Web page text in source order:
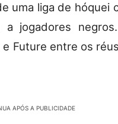
uma liga de hóquei
jogadores
Future entre os
APÓS A PUBLICIDADE